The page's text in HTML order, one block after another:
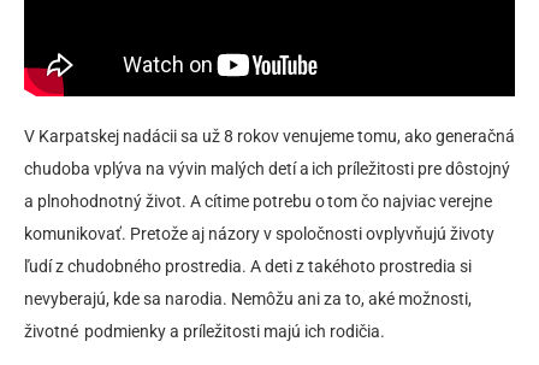
V Karpatskej nadácii sa už 8 rokov venujeme tomu, ako generačná
chudoba vplýva na vývin malých detí a ich príležitosti pre dôstojný
a plnohodnotný život. A cítime potrebu o tom čo najviac verejne
komunikovať. Pretože aj názory v spoločnosti ovplyvňujú životy
ľudí z chudobného prostredia. A deti z takéhoto prostredia si
nevyberajú, kde sa narodia. Nemôžu ani za to, aké možnosti,
životné podmienky a príležitosti majú ich rodičia.